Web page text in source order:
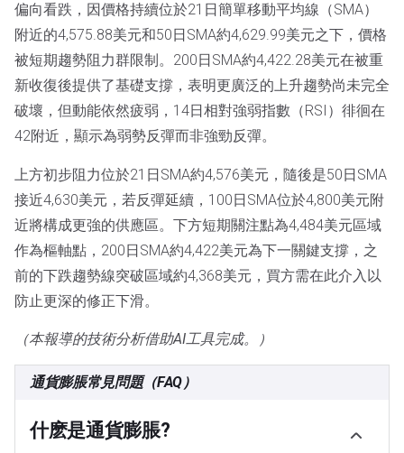
偏向看跌，因價格持續位於21日簡單移動平均線（SMA）
附近的4,575.88美元和50日SMA約4,629.99美元之下，價格
被短期趨勢阻力群限制。200日SMA約4,422.28美元在被重
新收復後提供了基礎支撐，表明更廣泛的上升趨勢尚未完全
破壞，但動能依然疲弱，14日相對強弱指數（RSI）徘徊在
42附近，顯示為弱勢反彈而非強勁反彈。
上方初步阻力位於21日SMA約4,576美元，隨後是50日SMA
接近4,630美元，若反彈延續，100日SMA位於4,800美元附
近將構成更強的供應區。下方短期關注點為4,484美元區域
作為樞軸點，200日SMA約4,422美元為下一關鍵支撐，之
前的下跌趨勢線突破區域約4,368美元，買方需在此介入以
防止更深的修正下滑。
（本報導的技術分析借助AI工具完成。）
通貨膨脹常見問題（FAQ）
什麽是通貨膨脹?